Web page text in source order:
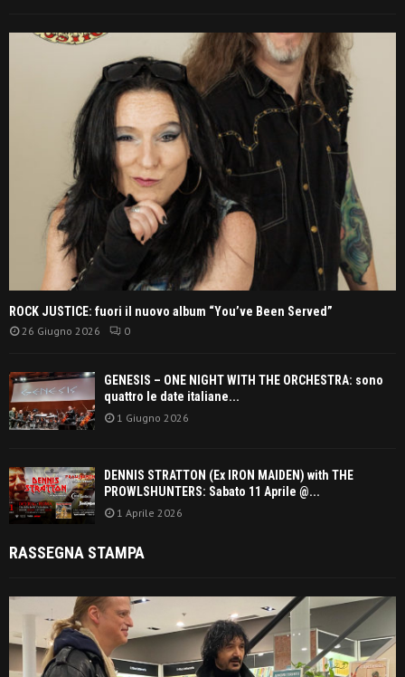
ROCK JUSTICE: fuori il nuovo album “You’ve Been Served”
26 Giugno 2026 0
GENESIS – ONE NIGHT WITH THE ORCHESTRA: sono
quattro le date italiane...
1 Giugno 2026
DENNIS STRATTON (Ex IRON MAIDEN) with THE
PROWLSHUNTERS: Sabato 11 Aprile @...
1 Aprile 2026
RASSEGNA STAMPA